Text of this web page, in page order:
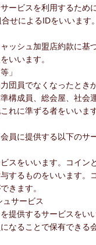
ービスを利用するため
せによるIDをいいます。
ッシュ加盟店約款に基
いいます。
」
団員でなくなったとき
構成員、総会屋、社会
れに準ずる者をいいます
員に提供する以下のサ
スをいいます。コイン
するものをいいます。
きます。
サービス
提供するサービスをい
なることで保有できる